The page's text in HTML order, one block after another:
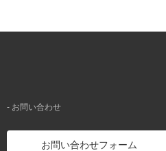
- お問い合わせ
お問い合わせフォーム